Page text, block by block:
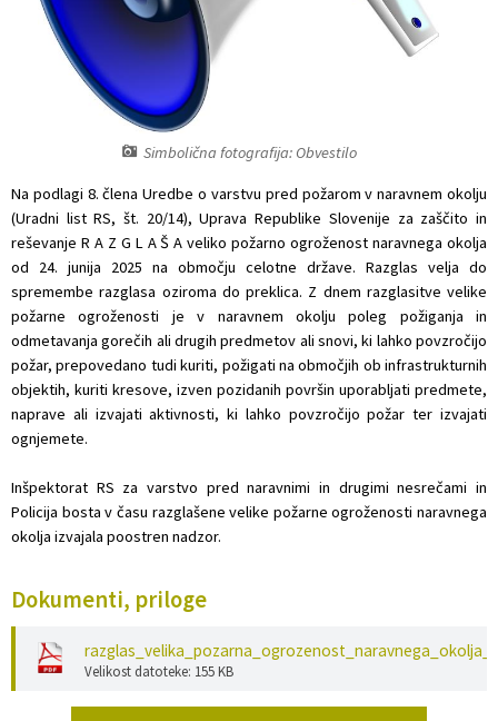
Simbolična fotografija: Obvestilo
Na podlagi 8. člena Uredbe o varstvu pred požarom v naravnem okolju
(Uradni list RS, št. 20/14), Uprava Republike Slovenije za zaščito in
reševanje R A Z G L A Š A veliko požarno ogroženost naravnega okolja
od 24. junija 2025 na območju celotne države. Razglas velja do
spremembe razglasa oziroma do preklica. Z dnem razglasitve velike
požarne ogroženosti je v naravnem okolju poleg požiganja in
odmetavanja gorečih ali drugih predmetov ali snovi, ki lahko povzročijo
požar, prepovedano tudi kuriti, požigati na območjih ob infrastrukturnih
objektih, kuriti kresove, izven pozidanih površin uporabljati predmete,
naprave ali izvajati aktivnosti, ki lahko povzročijo požar ter izvajati
ognjemete.
Inšpektorat RS za varstvo pred naravnimi in drugimi nesrečami in
Policija bosta v času razglašene velike požarne ogroženosti naravnega
okolja izvajala poostren nadzor.
Dokumenti, priloge
Velikost datoteke: 155 KB
Projekti in investicije
Varstvo osebnih podatkov
Informacije javnega značaja
Lokalne volitve